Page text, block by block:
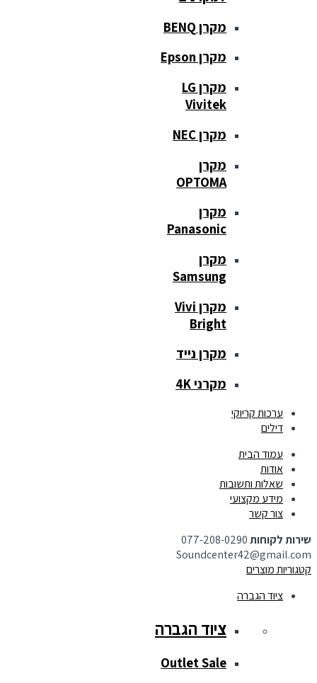
מקרן BENQ
מקרן Epson
מקרן LG
Vivitek
מקרן NEC
מקרן
OPTOMA
מקרן
Panasonic
מקרן
Samsung
מקרן Vivi
Bright
מקרן נייד
מקרני 4K
ערכות קריוקי
דילים
עמוד הבית
אודות
שאלות ותשובות
מידע מקצועי
צור קשר
שירות לקוחות077-208-0290
Soundcenter42@gmail.com
קטגוריות מוצרים
ציוד הגברה
ציוד הגברה
Outlet Sale